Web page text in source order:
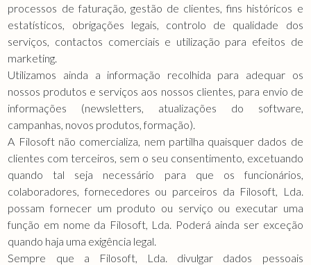
processos de faturação, gestão de clientes, fins históricos e
estatísticos, obrigações legais, controlo de qualidade dos
serviços, contactos comerciais e utilização para efeitos de
marketing.
Utilizamos ainda a informação recolhida para adequar os
nossos produtos e serviços aos nossos clientes, para envio de
informações (newsletters, atualizações do software,
campanhas, novos produtos, formação).
A Filosoft não comercializa, nem partilha quaisquer dados de
clientes com terceiros, sem o seu consentimento, excetuando
quando tal seja necessário para que os funcionários,
colaboradores, fornecedores ou parceiros da Filosoft, Lda.
possam fornecer um produto ou serviço ou executar uma
função em nome da Filosoft, Lda. Poderá ainda ser exceção
quando haja uma exigência legal.
Sempre que a Filosoft, Lda. divulgar dados pessoais